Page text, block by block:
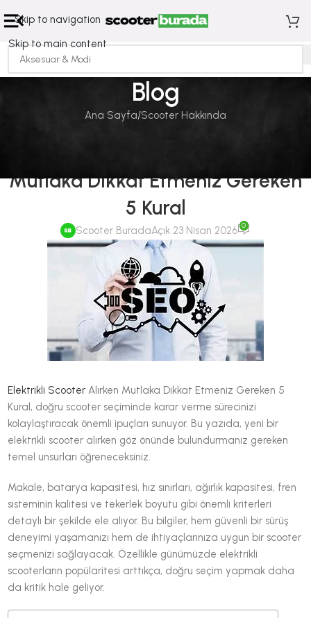
Skip to navigation
Skip to main content
Blog
Ana Sayfa Scooter Hakkında
Mutlaka Dikkat Etmeniz Gereken
5 Kural
Scooter BuradaAçık 23 Nisan 2026 0
Elektrikli Scooter Alırken Mutlaka Dikkat Etmeniz Gereken 5
Kural, doğru scooter seçiminde karar verme sürecinizi
kolaylaştıracak önemli ipuçları sunuyor. Bu yazıda, yeni bir
elektrikli scooter alırken göz önünde bulundurmanız gereken
temel unsurları öğreneceksiniz.
Makale, batarya kapasitesi, hız sınırları, ağırlık kapasitesi, fren
sisteminin kalitesi ve tekerlek boyutu gibi önemli kriterleri
detaylı bir şekilde ele alıyor. Bu bilgiler, hem güvenli bir sürüş
deneyimi yaşamanızı hem de ihtiyaçlarınıza uygun bir scooter
seçmenizi sağlayacak. Özellikle günümüzde elektrikli
scooterların popülaritesi arttıkça, doğru seçim yapmak daha
da kritik hale geliyor.